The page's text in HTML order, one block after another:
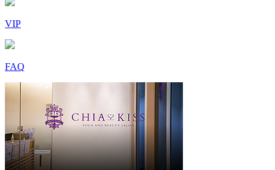
VIP
FAQ